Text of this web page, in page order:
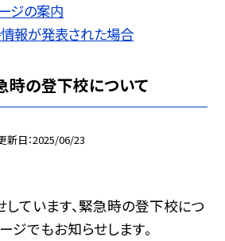
ジの案内
報が発表された場合
の登下校について
新日 2025/06/23
ています、緊急時の登下校につ
ジでもお知らせします。